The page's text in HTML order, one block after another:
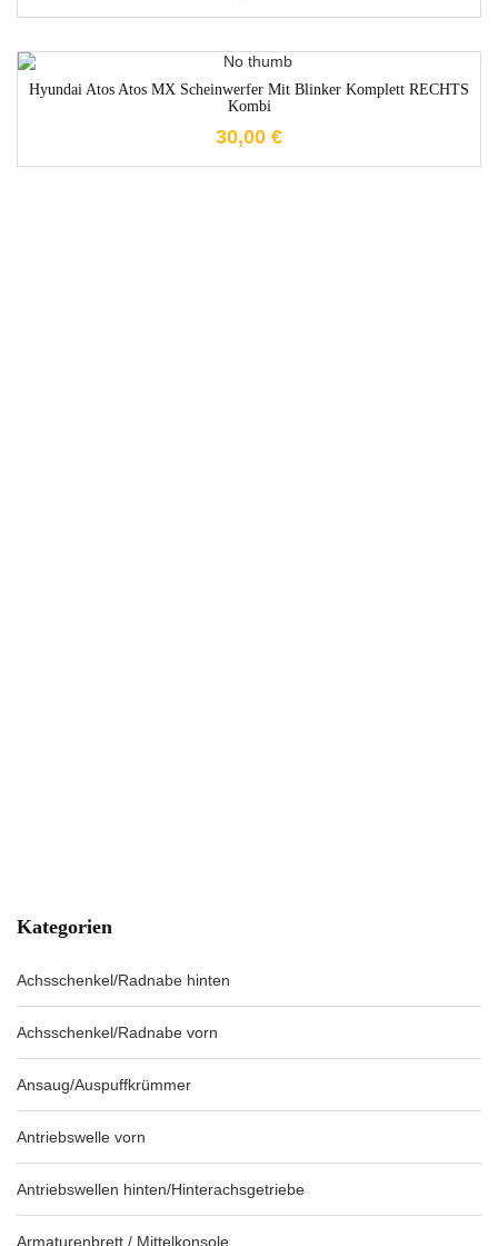
Kategorien
Achsschenkel/Radnabe hinten
Achsschenkel/Radnabe vorn
Ansaug/Auspuffkrümmer
Antriebswelle vorn
Antriebswellen hinten/Hinterachsgetriebe
Armaturenbrett / Mittelkonsole
Hyundai Atos Atos MX Scheinwerfer Mit Blinker Komplett RECHTS
Kombi
30,00 €
1-3 Werktage